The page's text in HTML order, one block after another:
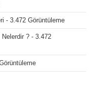
- 3.472 Görüntüleme
Nelerdir ? - 3.472